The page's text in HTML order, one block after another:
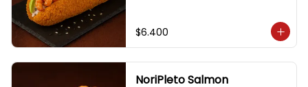
acompañado de palta, sésamo y
cebollín.
$6.400
NoriPleto Salmon